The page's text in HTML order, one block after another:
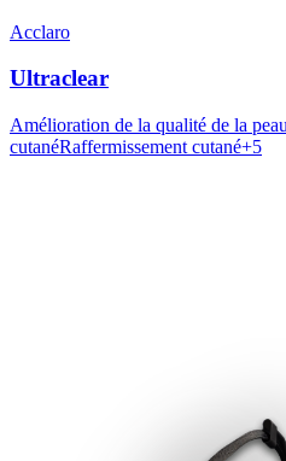
Acclaro
Ultraclear
Amélioration de la qualité de la peau
cutanéRaffermissement cutané+5